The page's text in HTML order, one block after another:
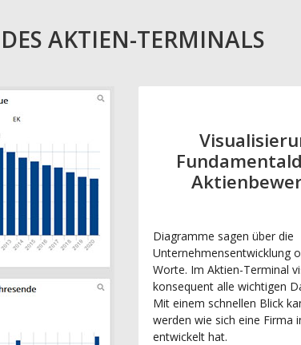
AKTIEN-TERMINALS
Diagramme sagen über die
Unternehmensentwicklung
Worte. Im Aktien-Terminal
konsequent alle wichtigen
Mit einem schnellen Blick
werden wie sich eine Firma
entwickelt hat.